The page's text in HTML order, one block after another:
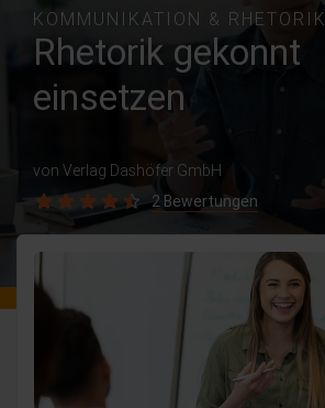
KOMMUNIKATION & RHETORIK
Rhetorik gekonnt
einsetzen
von Verlag Dashöfer GmbH
2 Bewertungen